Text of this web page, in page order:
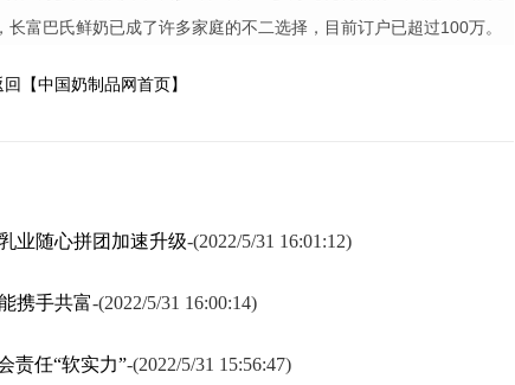
富巴氏鲜奶已成了许多家庭的不二选择，目前订户已超过100万。
回【中国奶制品网首页】
业随心拼团加速升级-(2022/5/31 16:01:12)
携手共富-(2022/5/31 16:00:14)
责任“软实力”-(2022/5/31 15:56:47)